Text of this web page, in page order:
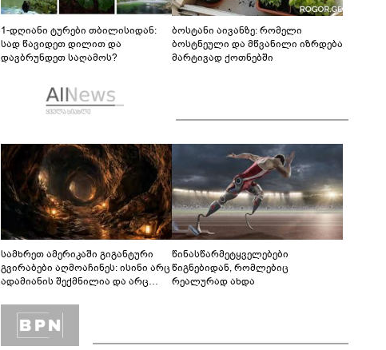
1-დღიანი ტურები თბილისიდან:
სად წავიდეთ დილით და
დავბრუნდეთ საღამოს?
ბოსტანი აივანზე: რომელი
ბოსტნეული და მწვანილი იზრდება
მარტივად ქოთნებში
სამხრეთ ამერიკაში გიგანტური
გვირაბები აღმოაჩინეს: ისინი არც
ადამიანის შექმნილია და არც
ლაბირინთები?
წინასწარმეტყველებები
წიგნებიდან, რომლებიც
რეალურად ახდა